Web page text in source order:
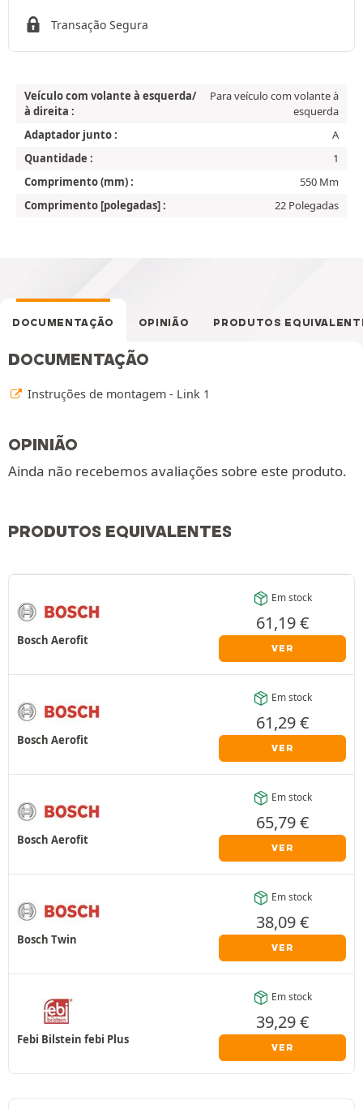
Transação Segura
Veículo com volante à esquerda/
à direita :
Para veículo com volante à
esquerda
Adaptador junto :
A
Quantidade :
1
Comprimento (mm) :
550 Mm
Comprimento [polegadas] :
22 Polegadas
DOCUMENTAÇÃO OPINIÃO PRODUTOS
DOCUMENTAÇÃO
Instruções de montagem - Link 1
OPINIÃO
Ainda não recebemos avaliações sobre este produto.
PRODUTOS EQUIVALENTES
Bosch Aerofit
Em stock
61,19€
VER
Bosch Aerofit
Em stock
61,29€
VER
Bosch Aerofit
Em stock
65,79€
VER
Bosch Twin
Em stock
38,09€
VER
Febi Bilstein febi Plus
Em stock
39,29€
VER